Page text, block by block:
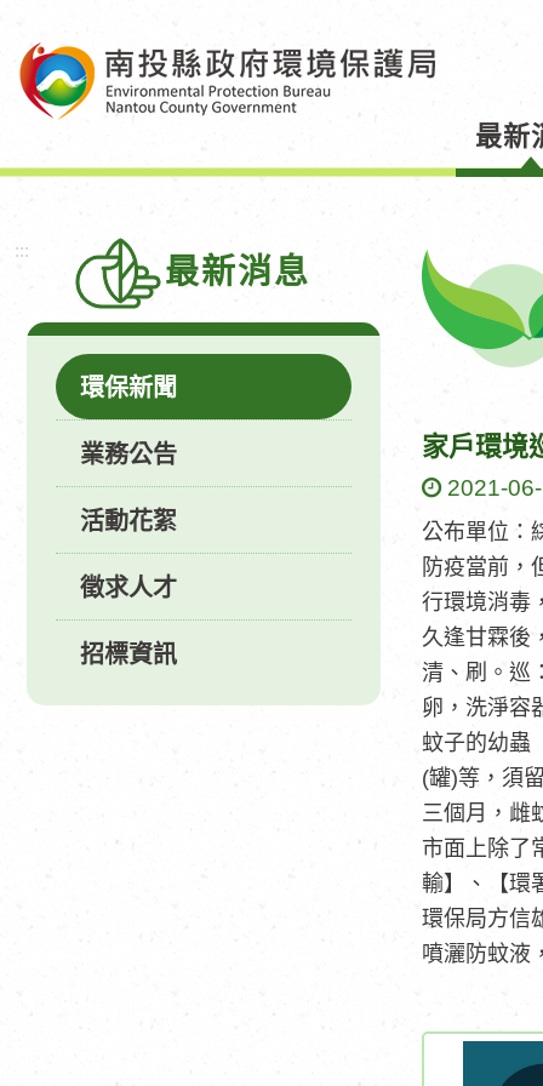
主
容
塊
最新
:::
最新消息
環保新聞
業務公告
活動花絮
徵求人才
招標資訊
家戶環境
2021-
公布單位：
防疫當前，
行環境消毒
久逢甘霖後
清、刷。巡
卵，洗淨容
蚊子的幼蟲
(罐)等，須
三個月，雌
市面上除了
輸】、【環
環保局方信
噴灑防蚊液